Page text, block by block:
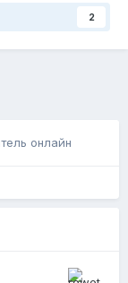
2
онлайн